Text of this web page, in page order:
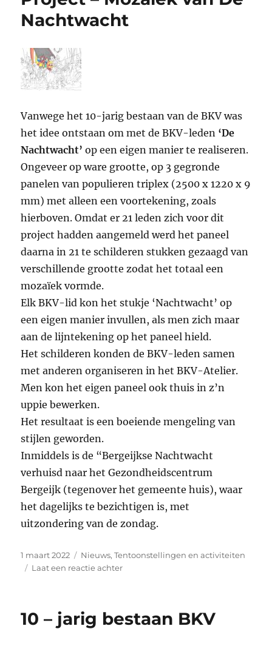
Nachtwacht
Vanwege het 10-jarig bestaan van de BKV was
het idee ontstaan om met de BKV-leden ‘De
Nachtwacht’ op een eigen manier te realiseren.
Ongeveer op ware grootte, op 3 gegronde
panelen van populieren triplex (2500 x 1220 x 9
mm) met alleen een voortekening, zoals
hierboven. Omdat er 21 leden zich voor dit
project hadden aangemeld werd het paneel
daarna in 21 te schilderen stukken gezaagd van
verschillende grootte zodat het totaal een
mozaïek vormde.
Elk BKV-lid kon het stukje ‘Nachtwacht’ op
een eigen manier invullen, als men zich maar
aan de lijntekening op het paneel hield.
Het schilderen konden de BKV-leden samen
met anderen organiseren in het BKV-Atelier.
Men kon het eigen paneel ook thuis in z’n
uppie bewerken.
Het resultaat is een boeiende mengeling van
stijlen geworden.
Inmiddels is de “Bergeijkse Nachtwacht
verhuisd naar het Gezondheidscentrum
Bergeijk (tegenover het gemeente huis), waar
het dagelijks te bezichtigen is, met
uitzondering van de zondag.
Geplaatst
op
1 maart 2022 Categorieën
Nieuws,Tentoonstellingen en activiteiten
Laat een reactie achterop
van
10 – jarig bestaan BKV